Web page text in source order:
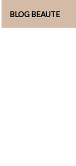
Aller
BLOG BEAUTE